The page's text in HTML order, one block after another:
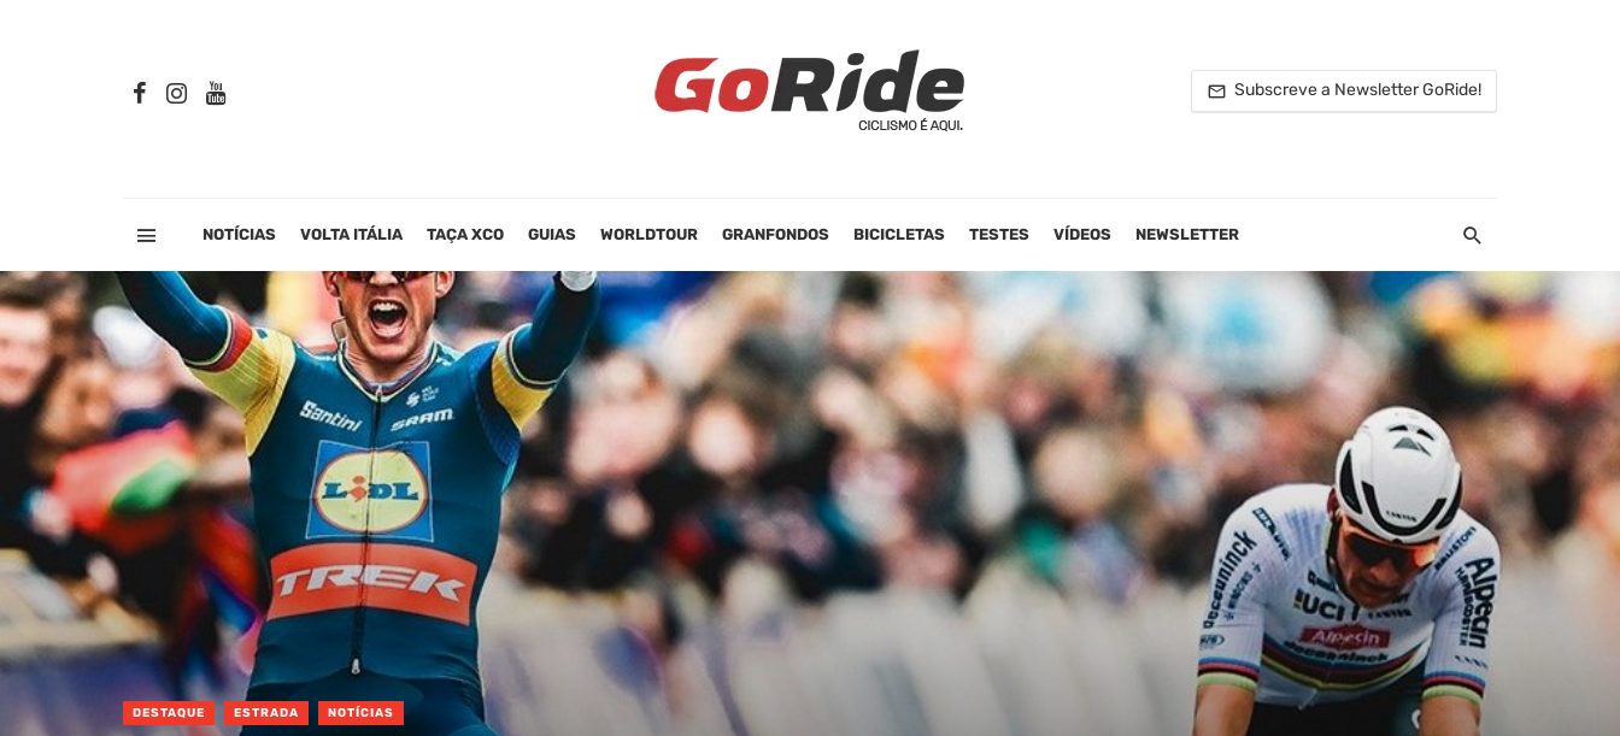
Subscreve a Newsletter GoRide!
NOTÍCIAS VOLTA ITÁLIA TAÇA XCO GUIAS WORLDTOUR GRANFONDOS BICICLETAS TESTES VÍDEOS NEWSLETTER
DESTAQUE ESTRADA NOTÍCIAS